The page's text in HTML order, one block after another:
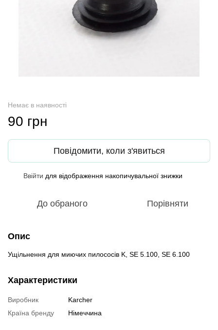
Немає в наявності
90 грн
Повідомити, коли з'явиться
Ввійти для відображення накопичувальної знижки
До обраного Порівняти
Опис
Ущільнення для миючих пилососів K, SE 5.100, SE 6.100
Характеристики
Виробник
Karcher
Країна бренду
Німеччина